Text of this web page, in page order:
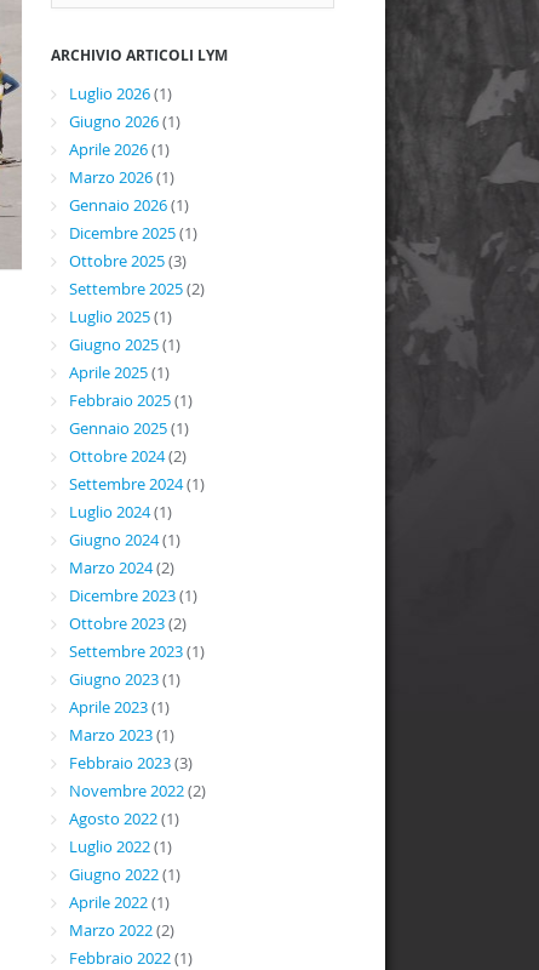
ARCHIVIO ARTICOLI LYM
Luglio 2026(1)
Giugno 2026(1)
Aprile 2026(1)
Marzo 2026(1)
Gennaio 2026(1)
Dicembre 2025(1)
Ottobre 2025(3)
Settembre 2025(2)
Luglio 2025(1)
Giugno 2025(1)
Aprile 2025(1)
Febbraio 2025(1)
Gennaio 2025(1)
Ottobre 2024(2)
Settembre 2024(1)
Luglio 2024(1)
Giugno 2024(1)
Marzo 2024(2)
Dicembre 2023(1)
Ottobre 2023(2)
Settembre 2023(1)
Giugno 2023(1)
Aprile 2023(1)
Marzo 2023(1)
Febbraio 2023(3)
Novembre 2022(2)
Agosto 2022(1)
Luglio 2022(1)
Giugno 2022(1)
Aprile 2022(1)
Marzo 2022(2)
Febbraio 2022(1)